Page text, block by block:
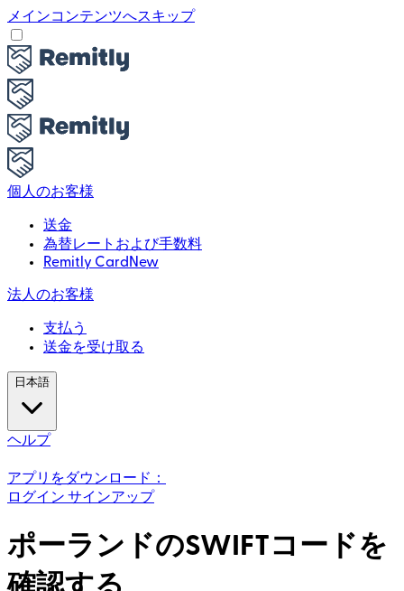
メインコンテンツへスキップ
個人のお客様
送金
為替レートおよび手数料
Remitly Card New
法人のお客様
支払う
送金を受け取る
日本語
ヘルプ
アプリをダウンロード：
ログイン サインアップ
ポーランドのSWIFTコードを